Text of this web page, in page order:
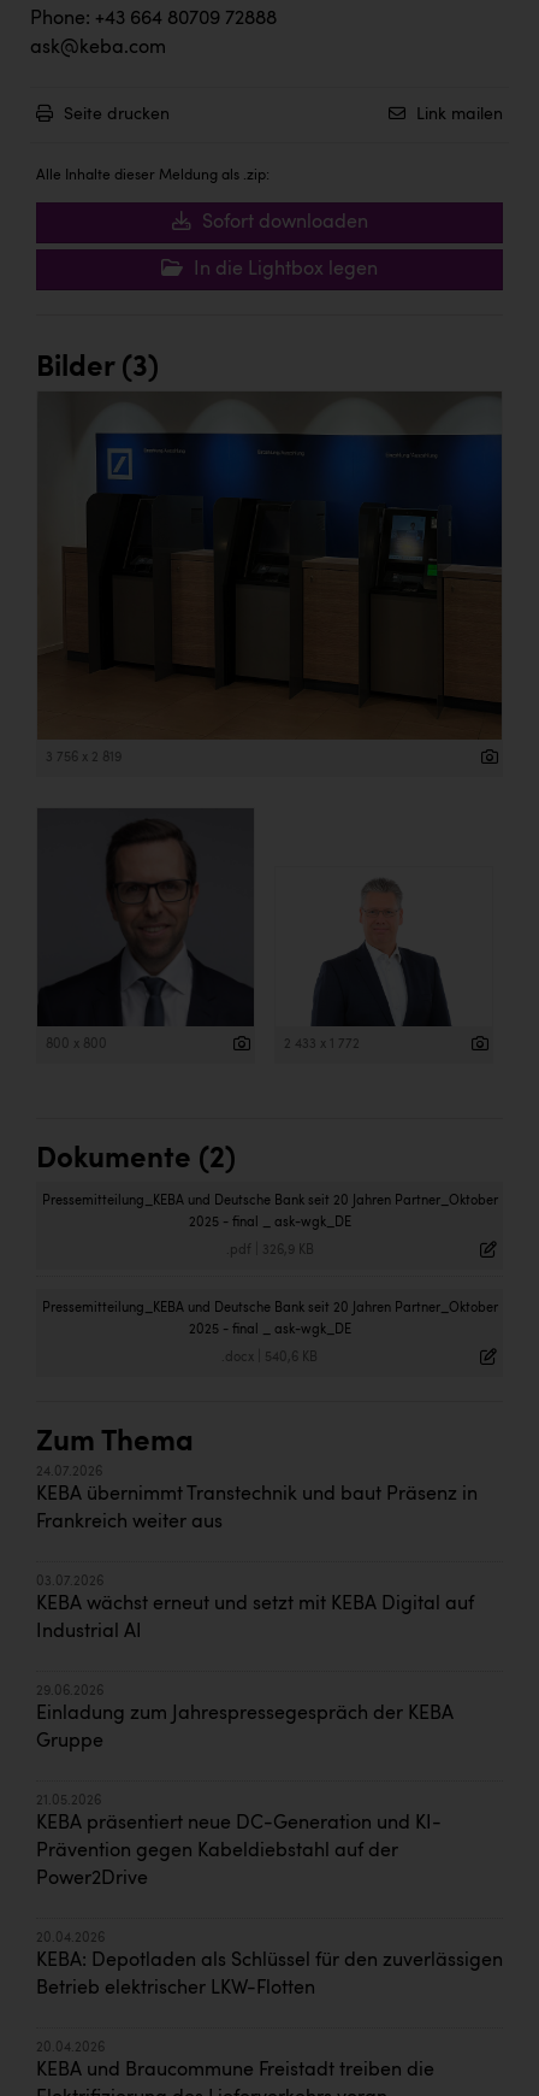
Phone: +43 664 80709 72888
ask@keba.com
Seite drucken Link mailen
Alle Inhalte dieser Meldung als .zip:
Sofort downloaden
In die Lightbox legen
Bilder (3)
3 756 x 2 819
800 x 800 2 433 x 1 772
Dokumente (2)
Pressemitteilung_KEBA und Deutsche Bank seit 20 Jahren Partner_Oktober
2025 - final _ ask-wgk_DE
.pdf 326,9 KB
Pressemitteilung_KEBA und Deutsche Bank seit 20 Jahren Partner_Oktober
2025 - final _ ask-wgk_DE
.docx 540,6 KB
Zum Thema
24.07.2026
KEBA übernimmt Transtechnik und baut Präsenz in
Frankreich weiter aus
03.07.2026
KEBA wächst erneut und setzt mit KEBA Digital auf
Industrial AI
29.06.2026
Einladung zum Jahrespressegespräch der KEBA
Gruppe
21.05.2026
KEBA präsentiert neue DC-Generation und KI-
Prävention gegen Kabeldiebstahl auf der
Power2Drive
20.04.2026
KEBA: Depotladen als Schlüssel für den zuverlässigen
Betrieb elektrischer LKW-Flotten
20.04.2026
KEBA und Braucommune Freistadt treiben die